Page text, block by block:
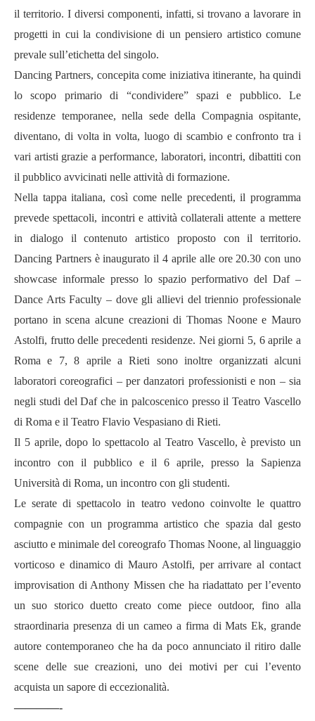
il territorio. I diversi componenti, infatti, si trovano a lavorare in
progetti in cui la condivisione di un pensiero artistico comune
prevale sull’etichetta del singolo.
Dancing Partners, concepita come iniziativa itinerante, ha quindi
lo scopo primario di “condividere” spazi e pubblico. Le
residenze temporanee, nella sede della Compagnia ospitante,
diventano, di volta in volta, luogo di scambio e confronto tra i
vari artisti grazie a performance, laboratori, incontri, dibattiti con
il pubblico avvicinati nelle attività di formazione.
Nella tappa italiana, così come nelle precedenti, il programma
prevede spettacoli, incontri e attività collaterali attente a mettere
in dialogo il contenuto artistico proposto con il territorio.
Dancing Partners è inaugurato il 4 aprile alle ore 20.30 con uno
showcase informale presso lo spazio performativo del Daf –
Dance Arts Faculty – dove gli allievi del triennio professionale
portano in scena alcune creazioni di Thomas Noone e Mauro
Astolfi, frutto delle precedenti residenze. Nei giorni 5, 6 aprile a
Roma e 7, 8 aprile a Rieti sono inoltre organizzati alcuni
laboratori coreografici – per danzatori professionisti e non – sia
negli studi del Daf che in palcoscenico presso il Teatro Vascello
di Roma e il Teatro Flavio Vespasiano di Rieti.
Il 5 aprile, dopo lo spettacolo al Teatro Vascello, è previsto un
incontro con il pubblico e il 6 aprile, presso la Sapienza
Università di Roma, un incontro con gli studenti.
Le serate di spettacolo in teatro vedono coinvolte le quattro
compagnie con un programma artistico che spazia dal gesto
asciutto e minimale del coreografo Thomas Noone, al linguaggio
vorticoso e dinamico di Mauro Astolfi, per arrivare al contact
improvisation di Anthony Missen che ha riadattato per l’evento
un suo storico duetto creato come piece outdoor, fino alla
straordinaria presenza di un cameo a firma di Mats Ek, grande
autore contemporaneo che ha da poco annunciato il ritiro dalle
scene delle sue creazioni, uno dei motivi per cui l’evento
acquista un sapore di eccezionalità.
————-